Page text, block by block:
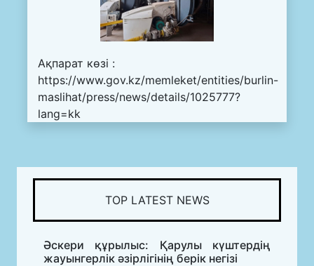
Ақпарат көзі :
https://www.gov.kz/memleket/entities/burlin-
maslihat/press/news/details/1025777?
lang=kk
TOP LATEST NEWS
Әскери құрылыс: Қарулы күштердің
жауынгерлік әзірлігінің берік негізі